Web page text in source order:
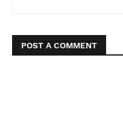
POST A COMMENT